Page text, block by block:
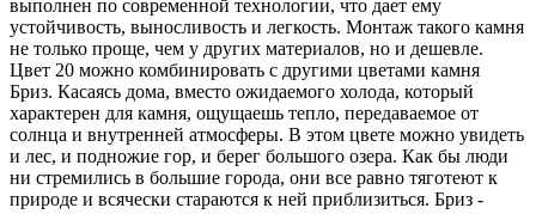
выполнен по современной технологии, что дает ему
устойчивость, выносливость и легкость. Монтаж такого камня
не только проще, чем у других материалов, но и дешевле.
Цвет 20 можно комбинировать с другими цветами камня
Бриз. Касаясь дома, вместо ожидаемого холода, который
характерен для камня, ощущаешь тепло, передаваемое от
солнца и внутренней атмосферы. В этом цвете можно увидеть
и лес, и подножие гор, и берег большого озера. Как бы люди
ни стремились в большие города, они все равно тяготеют к
природе и всячески стараются к ней приблизиться. Бриз -